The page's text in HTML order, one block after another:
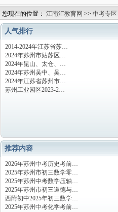
您现在的位置： 江南汇教育网 >> 中考专区
人气排行
2014-2024年江苏省苏…
2024年苏州市姑苏区…
2024年昆山、太仓、…
2024年苏州吴中、吴…
2024年江苏省苏州市…
苏州工业园区2023-2…
推荐内容
2026年苏州中考历史考前…
2025年苏州市初三数学零…
2025年苏州中考数学压轴…
2025年苏州市初三道德与…
西附初中2025年初三数学…
2025年苏州中考化学考前…